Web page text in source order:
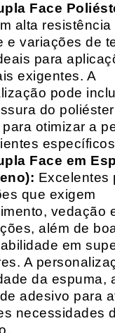
Face
alta
e variações de
para
exigentes. A
pode
do
otimizar a
Face em
Excelentes
que exigem
vedação
além de
em
A
da espuma,
adesivo para
necessidades